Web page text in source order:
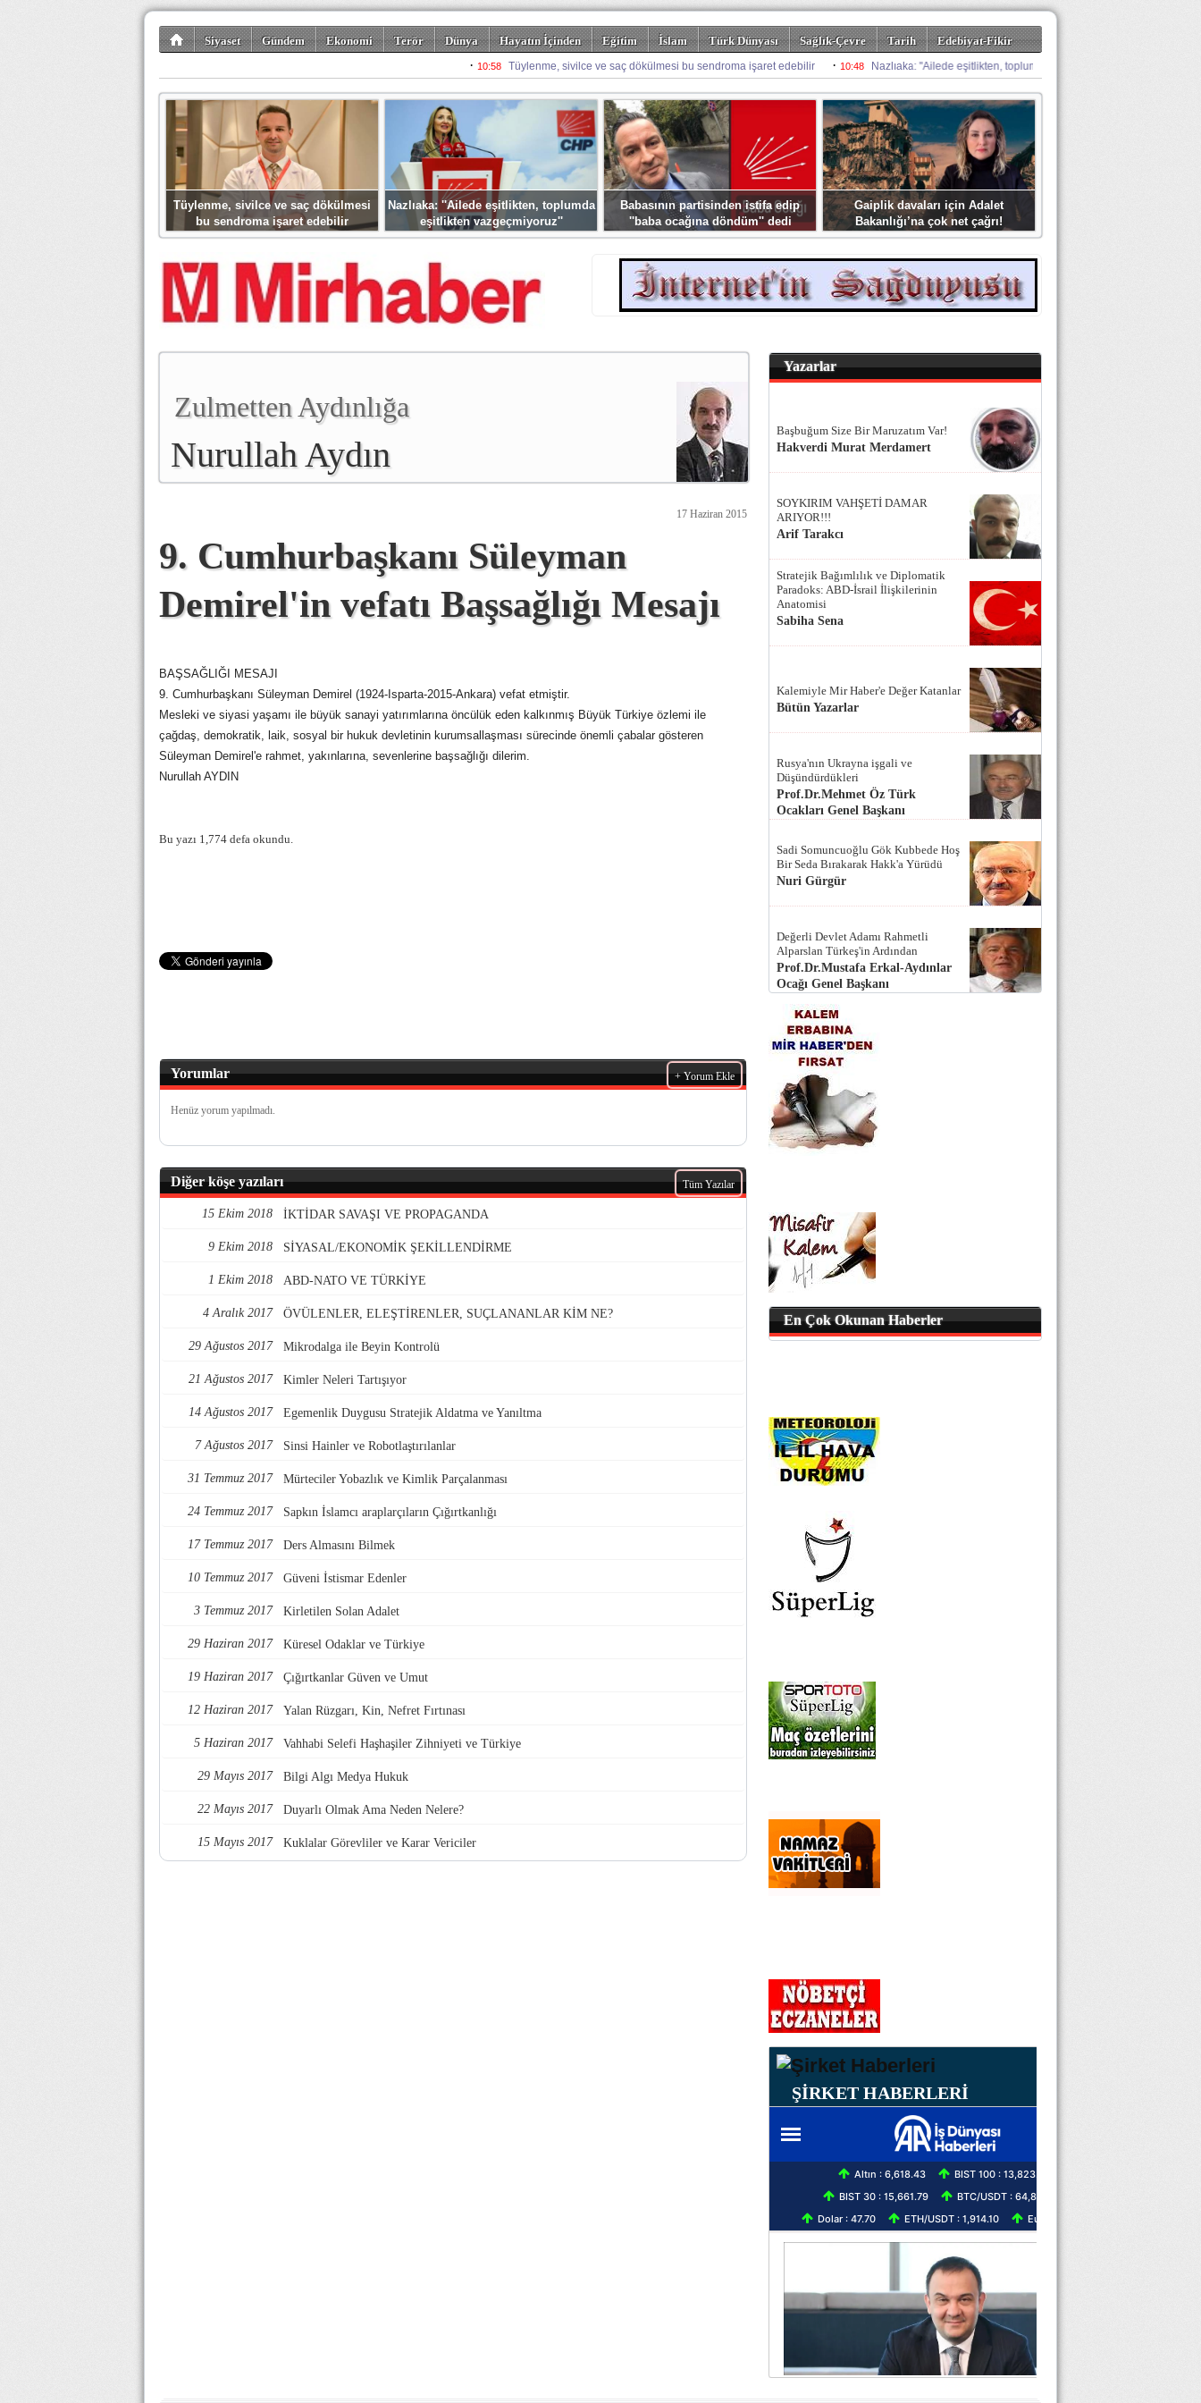
Siyaset Gündem Ekonomi Terör Dünya Hayatın İçinden Eğitim İslam Türk Dünyası Sağlık-Çevre Tarih
Edebiyat-Fikir
Misafir Kalem Foto Galeriler
Tüylenme, sivilce ve saç dökülmesi
bu sendroma işaret edebilir
Nazlıaka: ''Ailede eşitlikten, toplumda
eşitlikten vazgeçmiyoruz''
Babasının partisinden istifa edip
''baba ocağına döndüm'' dedi
Gaiplik davaları için Adalet
Bakanlığı’na çok net çağrı!
Zulmetten Aydınlığa
Nurullah Aydın
17 Haziran 2015
9. Cumhurbaşkanı Süleyman
Demirel'in vefatı Başsağlığı Mesajı
BAŞSAĞLIĞI MESAJI
9. Cumhurbaşkanı Süleyman Demirel (1924-Isparta-2015-Ankara) vefat etmiştir.
Mesleki ve siyasi yaşamı ile büyük sanayi yatırımlarına öncülük eden kalkınmış Büyük Türkiye özlemi ile
çağdaş, demokratik, laik, sosyal bir hukuk devletinin kurumsallaşması sürecinde önemli çabalar gösteren
Süleyman Demirel'e rahmet, yakınlarına, sevenlerine başsağlığı dilerim.
Nurullah AYDIN
Bu yazı 1,774 defa okundu.
Yorumlar + Yorum Ekle
Henüz yorum yapılmadı.
Diğer köşe yazıları Tüm Yazılar
15 Ekim 2018 İKTİDAR SAVAŞI VE PROPAGANDA
9 Ekim 2018 SİYASAL/EKONOMİK ŞEKİLLENDİRME
1 Ekim 2018 ABD-NATO VE TÜRKİYE
4 Aralık 2017 ÖVÜLENLER, ELEŞTİRENLER, SUÇLANANLAR KİM NE?
29 Ağustos 2017 Mikrodalga ile Beyin Kontrolü
21 Ağustos 2017 Kimler Neleri Tartışıyor
14 Ağustos 2017 Egemenlik Duygusu Stratejik Aldatma ve Yanıltma
7 Ağustos 2017 Sinsi Hainler ve Robotlaştırılanlar
31 Temmuz 2017 Mürteciler Yobazlık ve Kimlik Parçalanması
24 Temmuz 2017 Sapkın İslamcı araplarçıların Çığırtkanlığı
17 Temmuz 2017 Ders Almasını Bilmek
10 Temmuz 2017 Güveni İstismar Edenler
3 Temmuz 2017 Kirletilen Solan Adalet
29 Haziran 2017 Küresel Odaklar ve Türkiye
19 Haziran 2017 Çığırtkanlar Güven ve Umut
12 Haziran 2017 Yalan Rüzgarı, Kin, Nefret Fırtınası
5 Haziran 2017 Vahhabi Selefi Haşhaşiler Zihniyeti ve Türkiye
29 Mayıs 2017 Bilgi Algı Medya Hukuk
22 Mayıs 2017 Duyarlı Olmak Ama Neden Nelere?
15 Mayıs 2017 Kuklalar Görevliler ve Karar Vericiler
Yazarlar
Başbuğum Size Bir Maruzatım Var!
Hakverdi Murat Merdamert
SOYKIRIM VAHŞETİ DAMAR
ARIYOR!!!
Arif Tarakcı
Stratejik Bağımlılık ve Diplomatik
Paradoks: ABD-İsrail İlişkilerinin
Anatomisi
Sabiha Sena
Kalemiyle Mir Haber'e Değer Katanlar
Bütün Yazarlar
Rusya'nın Ukrayna işgali ve
Düşündürdükleri
Prof.Dr.Mehmet Öz Türk
Ocakları Genel Başkanı
Sadi Somuncuoğlu Gök Kubbede Hoş
Bir Seda Bırakarak Hakk'a Yürüdü
Nuri Gürgür
Değerli Devlet Adamı Rahmetli
Alparslan Türkeş'in Ardından
Prof.Dr.Mustafa Erkal-Aydınlar
Ocağı Genel Başkanı
En Çok Okunan Haberler
ŞİRKET HABERLERİ